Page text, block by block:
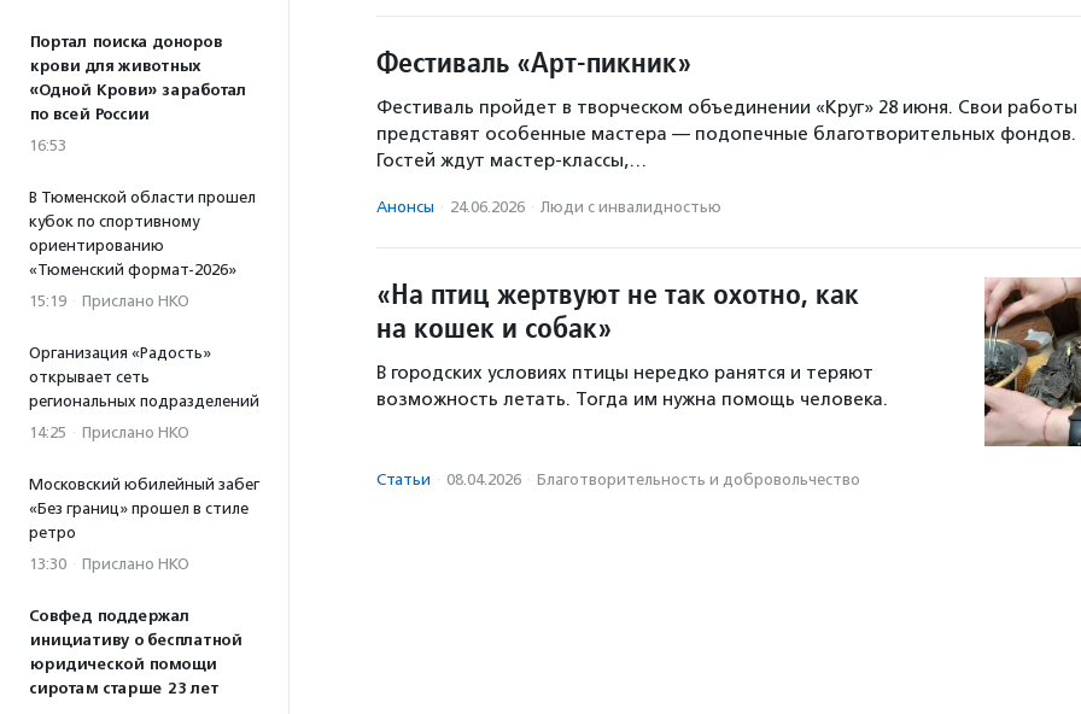
Портал поиска доноров
крови для животных
«Одной Крови» заработал
по всей России
16:53
В Тюменской области прошел
кубок по спортивному
ориентированию
«Тюменский формат-2026»
15:19 · Прислано НКО
Организация «Радость»
открывает сеть
региональных подразделений
14:25 · Прислано НКО
Московский юбилейный забег
«Без границ» прошел в стиле
ретро
13:30 · Прислано НКО
Совфед поддержал
инициативу о бесплатной
юридической помощи
сиротам старше 23 лет
Фестиваль «Арт-пикник»
Фестиваль пройдет в творческом объединении «Круг» 28 июня. Свои работы
представят особенные мастера — подопечные благотворительных фондов.
Гостей ждут мастер-классы,…
Анонсы · 24.06.2026 · Люди с инвалидностью
«На птиц жертвуют не так охотно, как
на кошек и собак»
В городских условиях птицы нередко ранятся и теряют
возможность летать. Тогда им нужна помощь человека.
Статьи · 08.04.2026 · Благотвори­тель­ность и доброволь­чест­во